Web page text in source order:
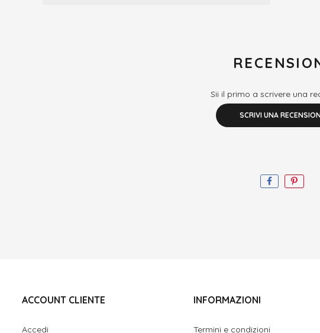
Sii il primo a scrivere una
SCRIVI UNA
ACCOUNT CLIENTE
Accedi
INFORMAZIONI
Termini e condizioni